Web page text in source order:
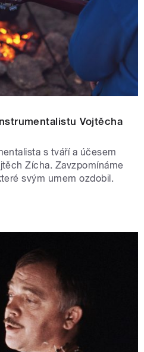
Vojtěcha
s tváří a účesem
Zícha. Zavzpomínáme
svým umem ozdobil.